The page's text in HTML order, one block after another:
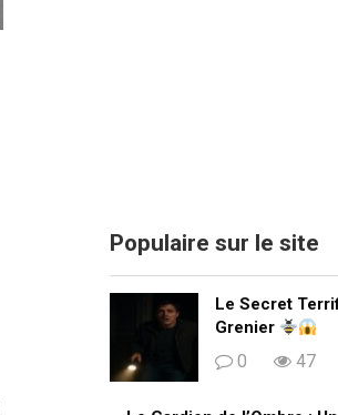
Populaire sur le site
Le Secret
Grenier
0 47